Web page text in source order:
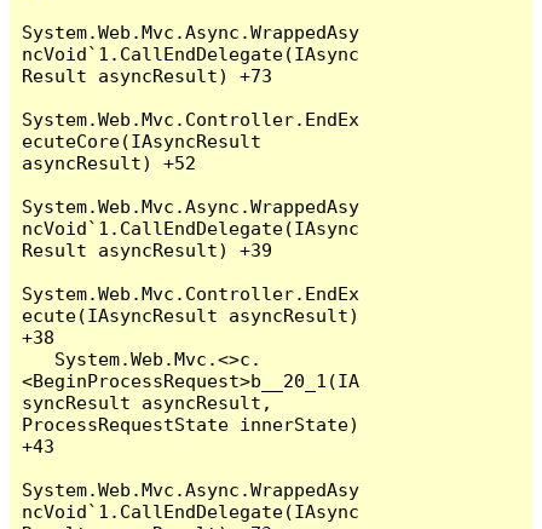
System.Web.Mvc.Async.WrappedAsy
ncVoid`1.CallEndDelegate(IAsync
Result asyncResult) +73
System.Web.Mvc.Controller.EndEx
ecuteCore(IAsyncResult
asyncResult) +52
System.Web.Mvc.Async.WrappedAsy
ncVoid`1.CallEndDelegate(IAsync
Result asyncResult) +39
System.Web.Mvc.Controller.EndEx
ecute(IAsyncResult asyncResult)
+38
<BeginProcessRequest>b__20_1(IA
syncResult asyncResult,
ProcessRequestState innerState)
+43
System.Web.Mvc.Async.WrappedAsy
ncVoid`1.CallEndDelegate(IAsync